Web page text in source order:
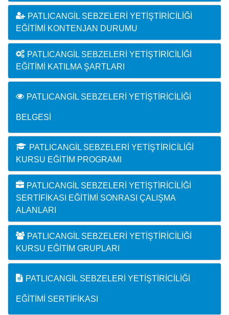
PATLICANGIL SEBZELERI YETIŞTIRICILIĞI
EĞITIMI KONTENJAN DURUMU
PATLICANGIL SEBZELERI YETIŞTIRICILIĞI
EĞITIMI KATILMA ŞARTLARI
PATLICANGIL SEBZELERI YETIŞTIRICILIĞI
BELGESI
PATLICANGIL SEBZELERI YETIŞTIRICILIĞI
KURSU EĞITIM PROGRAMI
PATLICANGIL SEBZELERI YETIŞTIRICILIĞI
SERTIFIKASI EĞITIMI SONRASI ÇALIŞMA
ALANLARI
PATLICANGIL SEBZELERI YETIŞTIRICILIĞI
KURSU EĞITIM GRUPLARI
PATLICANGIL SEBZELERI YETIŞTIRICILIĞI
EĞITIMI SERTIFIKASI